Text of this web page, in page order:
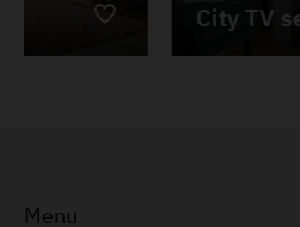
City TV set
Menu